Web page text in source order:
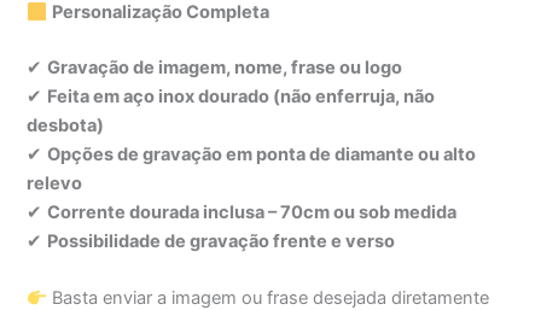
Personalização Completa
✔Gravação de imagem, nome, frase ou logo
✔ Feita em aço inox dourado (não enferruja, não
desbota)
✔Opções de gravação em ponta de diamante ou alto
relevo
✔Corrente dourada inclusa – 70cm ou sob medida
✔ Possibilidade de gravação frente e verso
Basta enviar a imagem ou frase desejada diretamente